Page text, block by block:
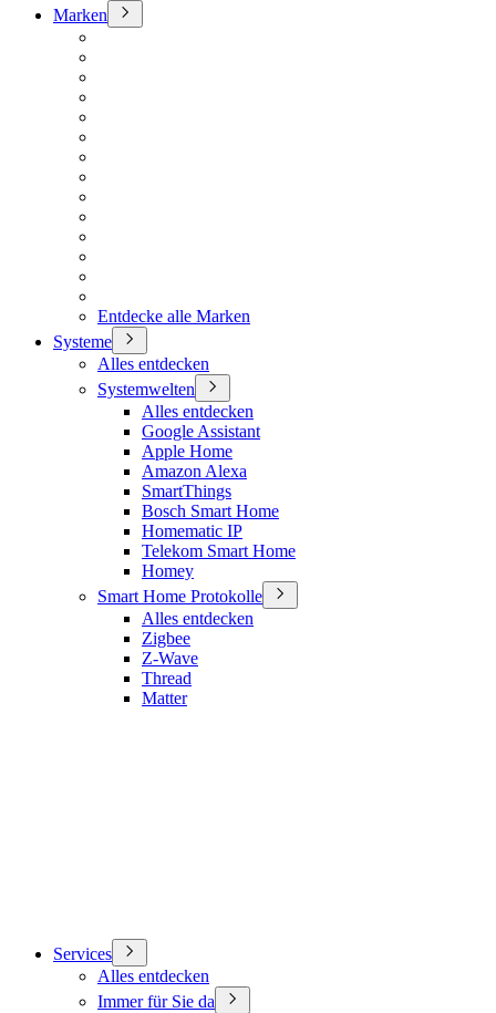
Marken
Entdecke alle Marken
Systeme
Alles entdecken
Systemwelten
Alles entdecken
Google Assistant
Apple Home
Amazon Alexa
SmartThings
Bosch Smart Home
Homematic IP
Telekom Smart Home
Homey
Smart Home Protokolle
Alles entdecken
Zigbee
Z-Wave
Thread
Matter
Services
Alles entdecken
Immer für Sie da